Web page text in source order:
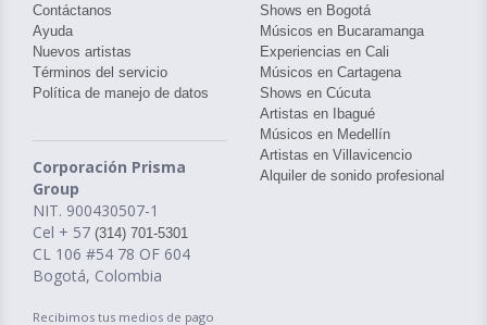
Contáctanos
Ayuda
Nuevos artistas
Términos del servicio
Política de manejo de datos
Corporación Prisma
Group
NIT. 900430507-1
Cel + 57 (314) 701-5301
CL 106 #54 78 OF 604
Bogotá, Colombia
Recibimos tus medios de pago
Shows en Bogotá
Músicos en Bucaramanga
Experiencias en Cali
Músicos en Cartagena
Shows en Cúcuta
Artistas en Ibagué
Músicos en Medellín
Artistas en Villavicencio
Alquiler de sonido profesional